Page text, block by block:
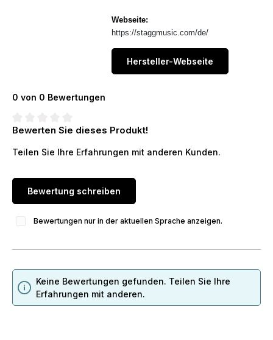
Webseite:
https://staggmusic.com/de/
Hersteller-Webseite
0 von 0 Bewertungen
Durchschnittliche Bewertung von 0 von 5 Sternen
Bewerten Sie dieses Produkt!
Teilen Sie Ihre Erfahrungen mit anderen Kunden.
Bewertung schreiben
Bewertungen nur in der aktuellen Sprache anzeigen.
Keine Bewertungen gefunden. Teilen Sie Ihre
Erfahrungen mit anderen.